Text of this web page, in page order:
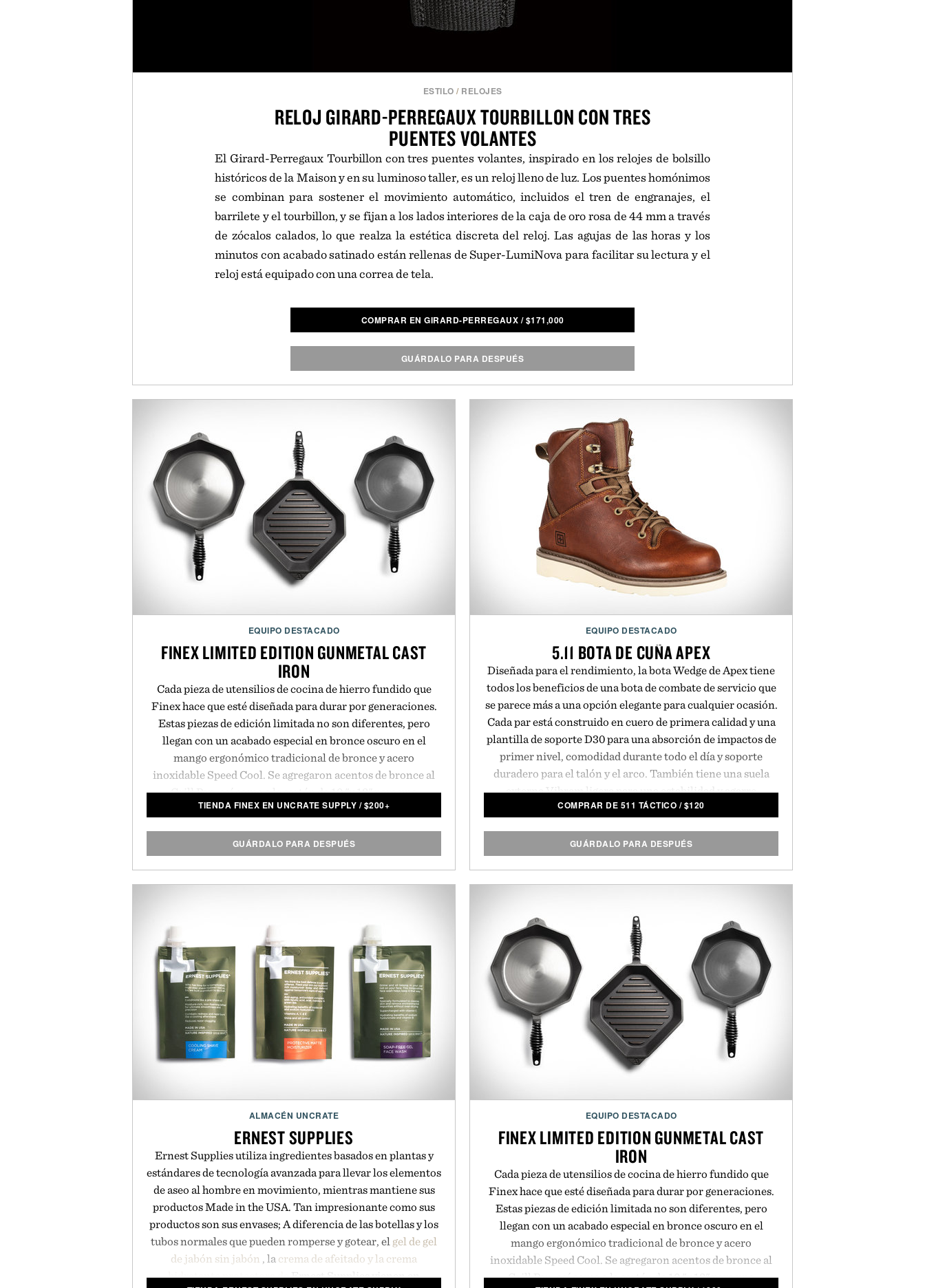
ESTILO / RELOJES
RELOJ GIRARD-PERREGAUX TOURBILLON CON TRES
PUENTES VOLANTES
El Girard-Perregaux Tourbillon con tres puentes volantes, inspirado en los relojes de bolsillo
históricos de la Maison y en su luminoso taller, es un reloj lleno de luz. Los puentes homónimos
se combinan para sostener el movimiento automático, incluidos el tren de engranajes, el
barrilete y el tourbillon, y se fijan a los lados interiores de la caja de oro rosa de 44 mm a través
de zócalos calados, lo que realza la estética discreta del reloj. Las agujas de las horas y los
minutos con acabado satinado están rellenas de Super-LumiNova para facilitar su lectura y el
reloj está equipado con una correa de tela.
COMPRAR EN GIRARD-PERREGAUX /$171,000
GUÁRDALO PARA DESPUÉS
EQUIPO DESTACADO
FINEX LIMITED EDITION GUNMETAL CAST
IRON
Cada pieza de utensilios de cocina de hierro fundido que
Finex hace que esté diseñada para durar por generaciones.
Estas piezas de edición limitada no son diferentes, pero
llegan con un acabado especial en bronce oscuro en el
mango ergonómico tradicional de bronce y acero
inoxidable Speed Cool. Se agregaron acentos de bronce al
Grill Pan, así como a la sartén de 10 "y 12" para una
apariencia moderna que está pulida para que brille. El
versátil y duradero, que proporciona una retención de calor
TIENDA FINEX EN UNCRATE SUPPLY /$200+
GUÁRDALO PARA DESPUÉS
EQUIPO DESTACADO
5.11 BOTA DE CUÑA APEX
Diseñada para el rendimiento, la bota Wedge de Apex tiene
todos los beneficios de una bota de combate de servicio que
se parece más a una opción elegante para cualquier ocasión.
Cada par está construido en cuero de primera calidad y una
plantilla de soporte D30 para una absorción de impactos de
primer nivel, comodidad durante todo el día y soporte
duradero para el talón y el arco. También tiene una suela
externa Vibram ligera para una estabilidad y agarre
consistentes que también son reselulables. Esto asegura que
5.11 Táctico.
COMPRAR DE 511 TÁCTICO /$120
GUÁRDALO PARA DESPUÉS
ALMACÉN UNCRATE
ERNEST SUPPLIES
Ernest Supplies utiliza ingredientes basados en plantas y
estándares de tecnología avanzada para llevar los elementos
de aseo al hombre en movimiento, mientras mantiene sus
productos Made in the USA. Tan impresionante como sus
productos son sus envases; A diferencia de las botellas y los
tubos normales que pueden romperse y gotear, el gel de gel
de jabón sin jabón , la crema de afeitado y la crema
hidratante protectora deErnest Supplies vienen en
EQUIPO DESTACADO
FINEX LIMITED EDITION GUNMETAL CAST
IRON
Cada pieza de utensilios de cocina de hierro fundido que
Finex hace que esté diseñada para durar por generaciones.
Estas piezas de edición limitada no son diferentes, pero
llegan con un acabado especial en bronce oscuro en el
mango ergonómico tradicional de bronce y acero
inoxidable Speed Cool. Se agregaron acentos de bronce al
Grill Pan, así como a la sartén de 10 "y 12" para una